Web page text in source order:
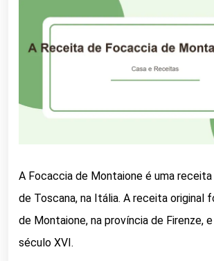
A Focaccia de Montaione é uma
de Toscana, na Itália. A receita original
de Montaione, na província de Firenze,
século XVI.